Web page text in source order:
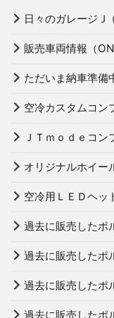
日々のガレージＪ
販売車両情報（ON
ただいま納車準備
空冷カスタムコン
ＪＴｍｏｄｅコン
オリジナルホイー
空冷用ＬＥＤヘッ
過去に販売したポ
過去に販売したポ
過去に販売したポ
過去に販売したポ